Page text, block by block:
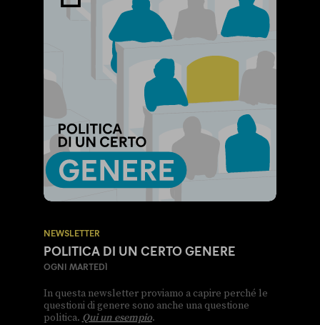
NEWSLETTER
POLITICA DI UN CERTO GENERE
OGNI MARTEDÌ
In questa newsletter proviamo a capire perché le
questioni di genere sono anche una questione
politica. Qui un esempio.